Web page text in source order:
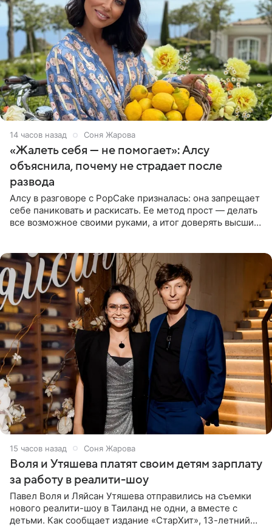
14 часов назад Соня Жарова
«Жалеть себя — не помогает»: Алсу
объяснила, почему не страдает после
развода
Алсу в разговоре с PopCake призналась: она запрещает
себе паниковать и раскисать. Ее метод прост — делать
все возможное своими руками, а итог доверять высшим
15 часов назад Соня Жарова
Воля и Утяшева платят своим детям зарплату
за работу в реалити-шоу
Павел Воля и Ляйсан Утяшева отправились на съемки
нового реалити-шоу в Таиланд не одни, а вместе с
детьми. Как сообщает издание «СтарХит», 13-летний